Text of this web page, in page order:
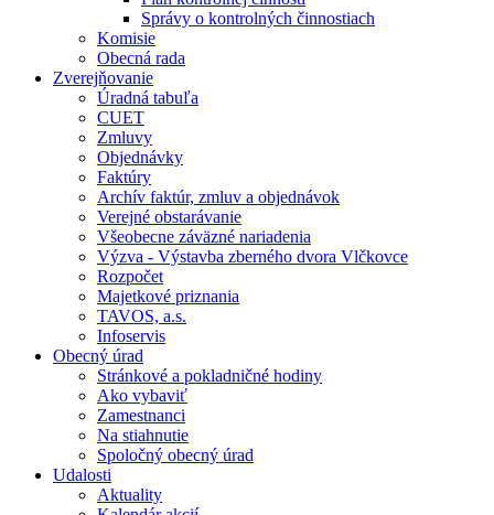
Správy o kontrolných činnostiach
Komisie
Obecná rada
Zverejňovanie
Úradná tabuľa
CUET
Zmluvy
Objednávky
Faktúry
Archív faktúr, zmluv a objednávok
Verejné obstarávanie
Všeobecne záväzné nariadenia
Výzva - Výstavba zberného dvora Vlčkovce
Rozpočet
Majetkové priznania
TAVOS, a.s.
Infoservis
Obecný úrad
Stránkové a pokladničné hodiny
Ako vybaviť
Zamestnanci
Na stiahnutie
Spoločný obecný úrad
Udalosti
Aktuality